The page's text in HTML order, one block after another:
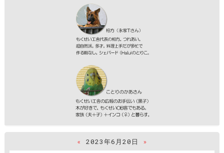
« 2023年6月20日
»